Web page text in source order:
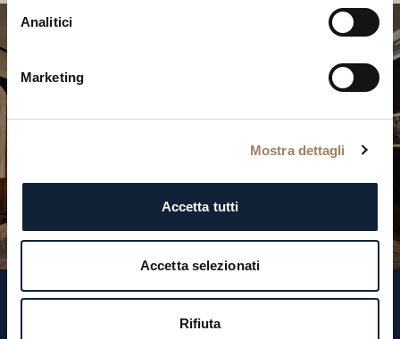
Analitici
Marketing
Mostra dettagli
Accetta tutti
Accetta selezionati
Rifiuta